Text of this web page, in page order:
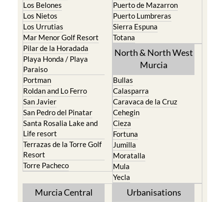
Los Belones
Los Nietos
Los Urrutias
Mar Menor Golf Resort
Pilar de la Horadada
Playa Honda / Playa
Paraiso
Portman
Roldan and Lo Ferro
San Javier
San Pedro del Pinatar
Santa Rosalia Lake and
Life resort
Terrazas de la Torre Golf
Resort
Torre Pacheco
Puerto de Mazarron
Puerto Lumbreras
Sierra Espuna
Totana
North & North West
Murcia
Bullas
Calasparra
Caravaca de la Cruz
Cehegin
Cieza
Fortuna
Jumilla
Moratalla
Mula
Yecla
Murcia Central Urbanisations